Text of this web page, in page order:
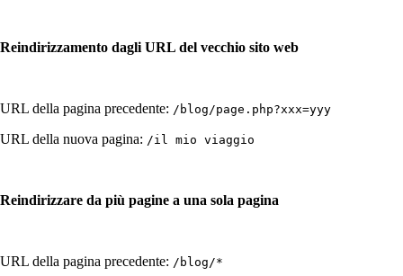
Reindirizzamento dagli URL del vecchio sito web
URL della pagina precedente: /blog/page.php?xxx=yyy
URL della nuova pagina: /il mio viaggio
Reindirizzare da più pagine a una sola pagina
URL della pagina precedente: /blog/*